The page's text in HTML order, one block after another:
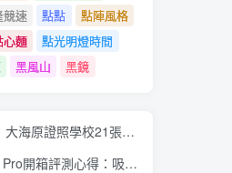
競速 點點
點陣風格
心麵
點光明燈時間
黑風山 黑鏡
人中之龍8攻略心得：大海原證照學校21張證照必勝法 全考題200題答案整理
小米無線洗地機W10 Pro開箱評測心得：吸塵拖地清洗3合1、90度可調式機身、續航力35分鐘、售價15995元